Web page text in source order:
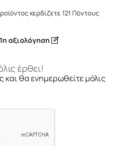
κερδίζετε 121 Πόντους
αξιολόγηση
έρθει!
θα ενημερωθείτε μόλις